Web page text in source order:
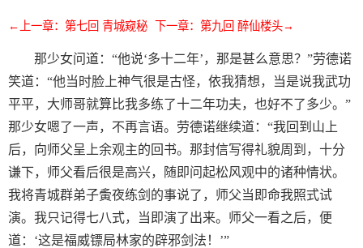
←上一章：第七回 青城窥秘 下一章：第九回 醉仙楼头→
那少女问道：“他说‘多十二年’，那是甚么意思？”劳德诺
笑道：“他当时脸上神气很是古怪，依我猜想，当是说我武功
平平，大师哥就算比我多练了十二年功夫，也好不了多少。”
那少女嗯了一声，不再言语。劳德诺继续道：“我回到山上
后，向师父呈上余观主的回书。那封信写得礼貌周到，十分
谦下，师父看后很是高兴，随即问起松风观中的诸种情状。
我将青城群弟子夤夜练剑的事说了，师父当即命我照式试
演。我只记得七八式，当即演了出来。师父一看之后，便
道：‘这是福威镖局林家的辟邪剑法！’”